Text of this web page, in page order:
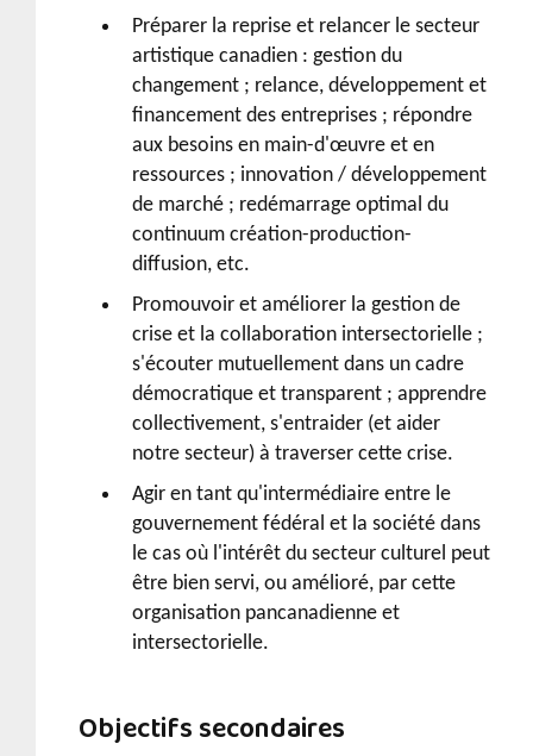
Préparer la reprise et relancer le secteur
artistique canadien : gestion du
changement ; relance, développement et
financement des entreprises ; répondre
aux besoins en main-d'œuvre et en
ressources ; innovation / développement
de marché ; redémarrage optimal du
continuum création-production-
diffusion, etc.
Promouvoir et améliorer la gestion de
crise et la collaboration intersectorielle ;
s'écouter mutuellement dans un cadre
démocratique et transparent ; apprendre
collectivement, s'entraider (et aider
notre secteur) à traverser cette crise.
Agir en tant qu'intermédiaire entre le
gouvernement fédéral et la société dans
le cas où l'intérêt du secteur culturel peut
être bien servi, ou amélioré, par cette
organisation pancanadienne et
intersectorielle.
Objectifs secondaires